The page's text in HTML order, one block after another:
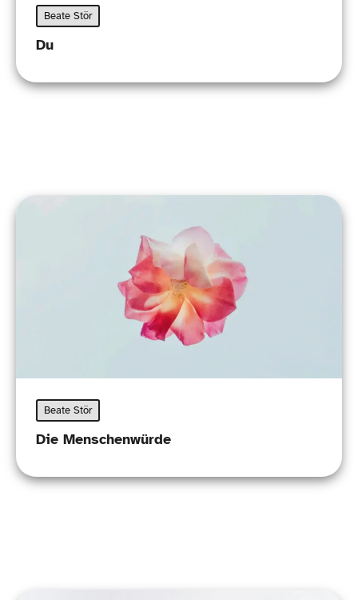
Beate Stör
Du
Beate Stör
Die Menschenwürde